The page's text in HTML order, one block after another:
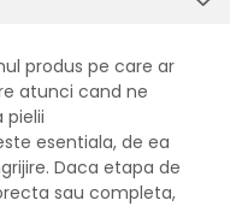
produs pe care ar
atunci cand ne
pielii
esentiala, de ea
Daca etapa de
sau completa,